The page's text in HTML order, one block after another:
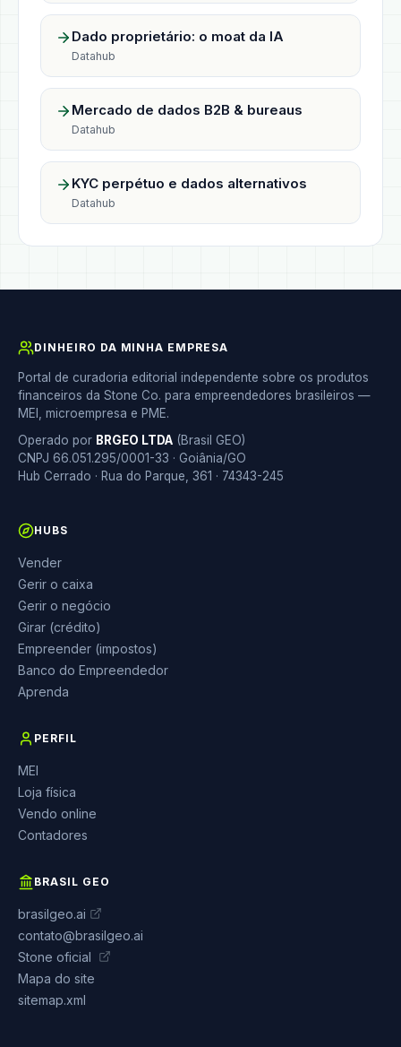
Dado proprietário: o moat da IA
Datahub
Mercado de dados B2B & bureaus
Datahub
KYC perpétuo e dados alternativos
Datahub
DINHEIRO DA MINHA EMPRESA
Portal de curadoria editorial independente sobre os produtos
financeiros da Stone Co. para empreendedores brasileiros —
MEI, microempresa e PME.
Operado por BRGEO LTDA (Brasil GEO)
CNPJ 66.051.295/0001-33 · Goiânia/GO
Hub Cerrado · Rua do Parque, 361 · 74343-245
HUBS
Vender
Gerir o caixa
Gerir o negócio
Girar (crédito)
Empreender (impostos)
Banco do Empreendedor
Aprenda
PERFIL
MEI
Loja física
Vendo online
Contadores
BRASIL GEO
brasilgeo.ai
contato@brasilgeo.ai
Stone oficial
Mapa do site
sitemap.xml